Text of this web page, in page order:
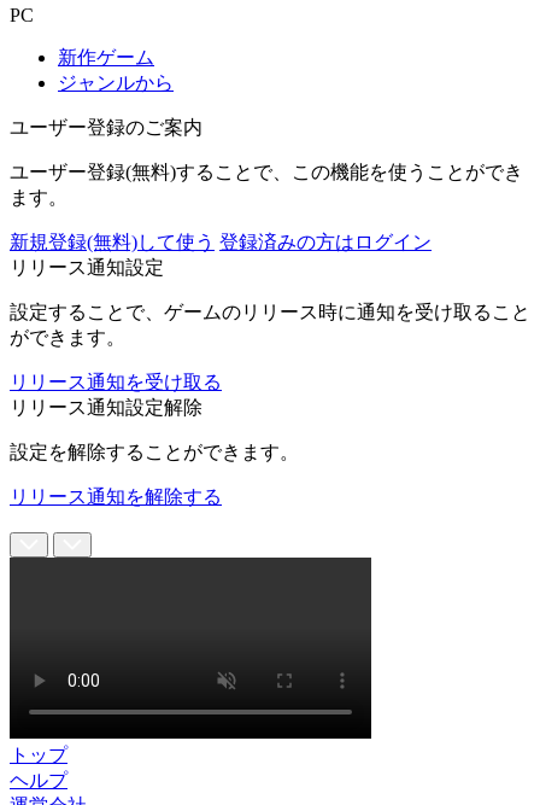
PC
新作ゲーム
ジャンルから
ユーザー登録のご案内
ユーザー登録(無料)することで、この機能を使うことができ
ます。
新規登録(無料)して使う 登録済みの方はログイン
リリース通知設定
設定することで、ゲームのリリース時に通知を受け取ること
ができます。
リリース通知を受け取る
リリース通知設定解除
設定を解除することができます。
リリース通知を解除する
トップ
ヘルプ